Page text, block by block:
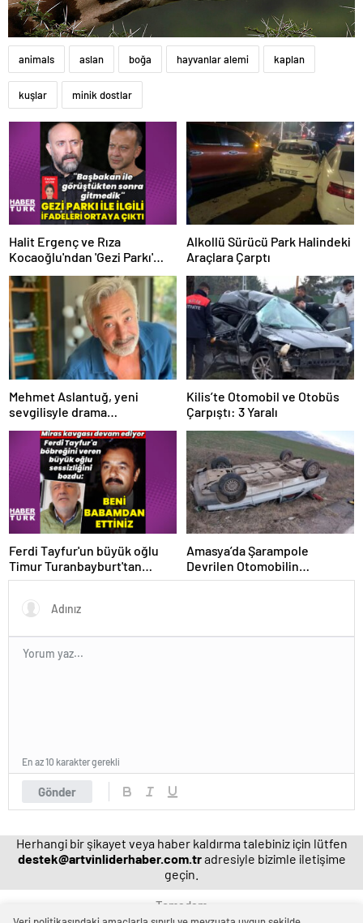
animals aslan boğa hayvanlar alemi kaplan
kuşlar minik dostlar
Halit Ergenç ve Rıza
Kocaoğlu'ndan 'Gezi Parkı'
ifadesi – Magazin haberleri
Alkollü Sürücü Park Halindeki
Araçlara Çarptı
Mehmet Aslantuğ, yeni
sevgilisyle drama
Magazin haberleri
Kilis’te Otomobil ve Otobüs
Çarpıştı: 3 Yaralı
Ferdi Tayfur'un büyük oğlu
Timur Turanbayburt'tan
açıklama Magazin haberleri
Amasya’da Şarampole
Devrilen Otomobilin
Sürücüsü Yaralandı
Gönder
En az 10 karakter gerekli
Herhangi bir şikayet veya haber kaldırma talebiniz için lütfen
destek@artvinliderhaber.com.tradresiyle bizimle iletişime
geçin.
Temadam